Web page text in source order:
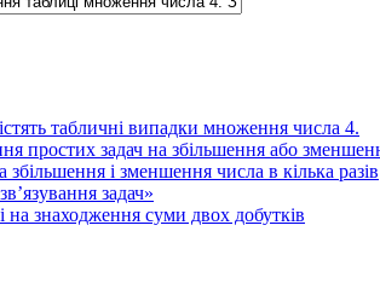
табличні випадки множення числа 4.
простих задач на збільшення або
і зменшення числа в кілька разів
задач»
на знаходження суми двох добутків